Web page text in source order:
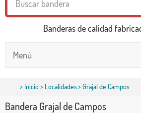
Banderas de calidad
Menú
> Inicio> Localidades> Grajal de Campos
Bandera Grajal de Campos